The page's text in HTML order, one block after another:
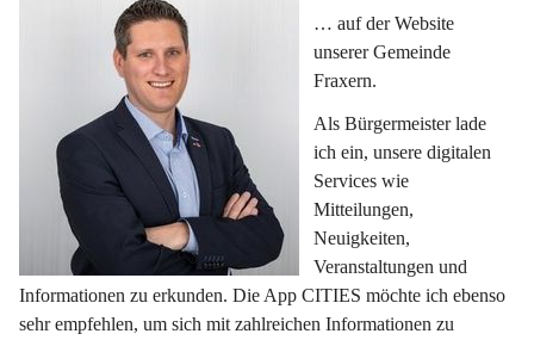
… auf der Website
unserer Gemeinde
Fraxern.
Als Bürgermeister lade
ich ein, unsere digitalen
Services wie
Mitteilungen,
Neuigkeiten,
Veranstaltungen und
Informationen zu erkunden. Die App CITIES möchte ich ebenso
sehr empfehlen, um sich mit zahlreichen Informationen zu